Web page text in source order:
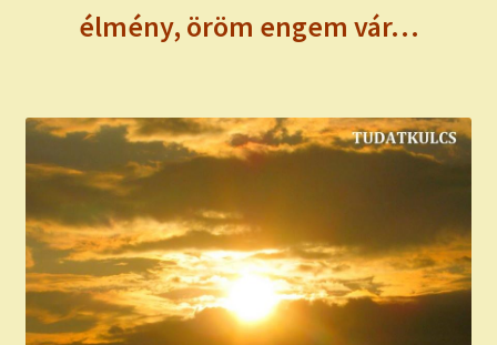
élmény, öröm engem vár…